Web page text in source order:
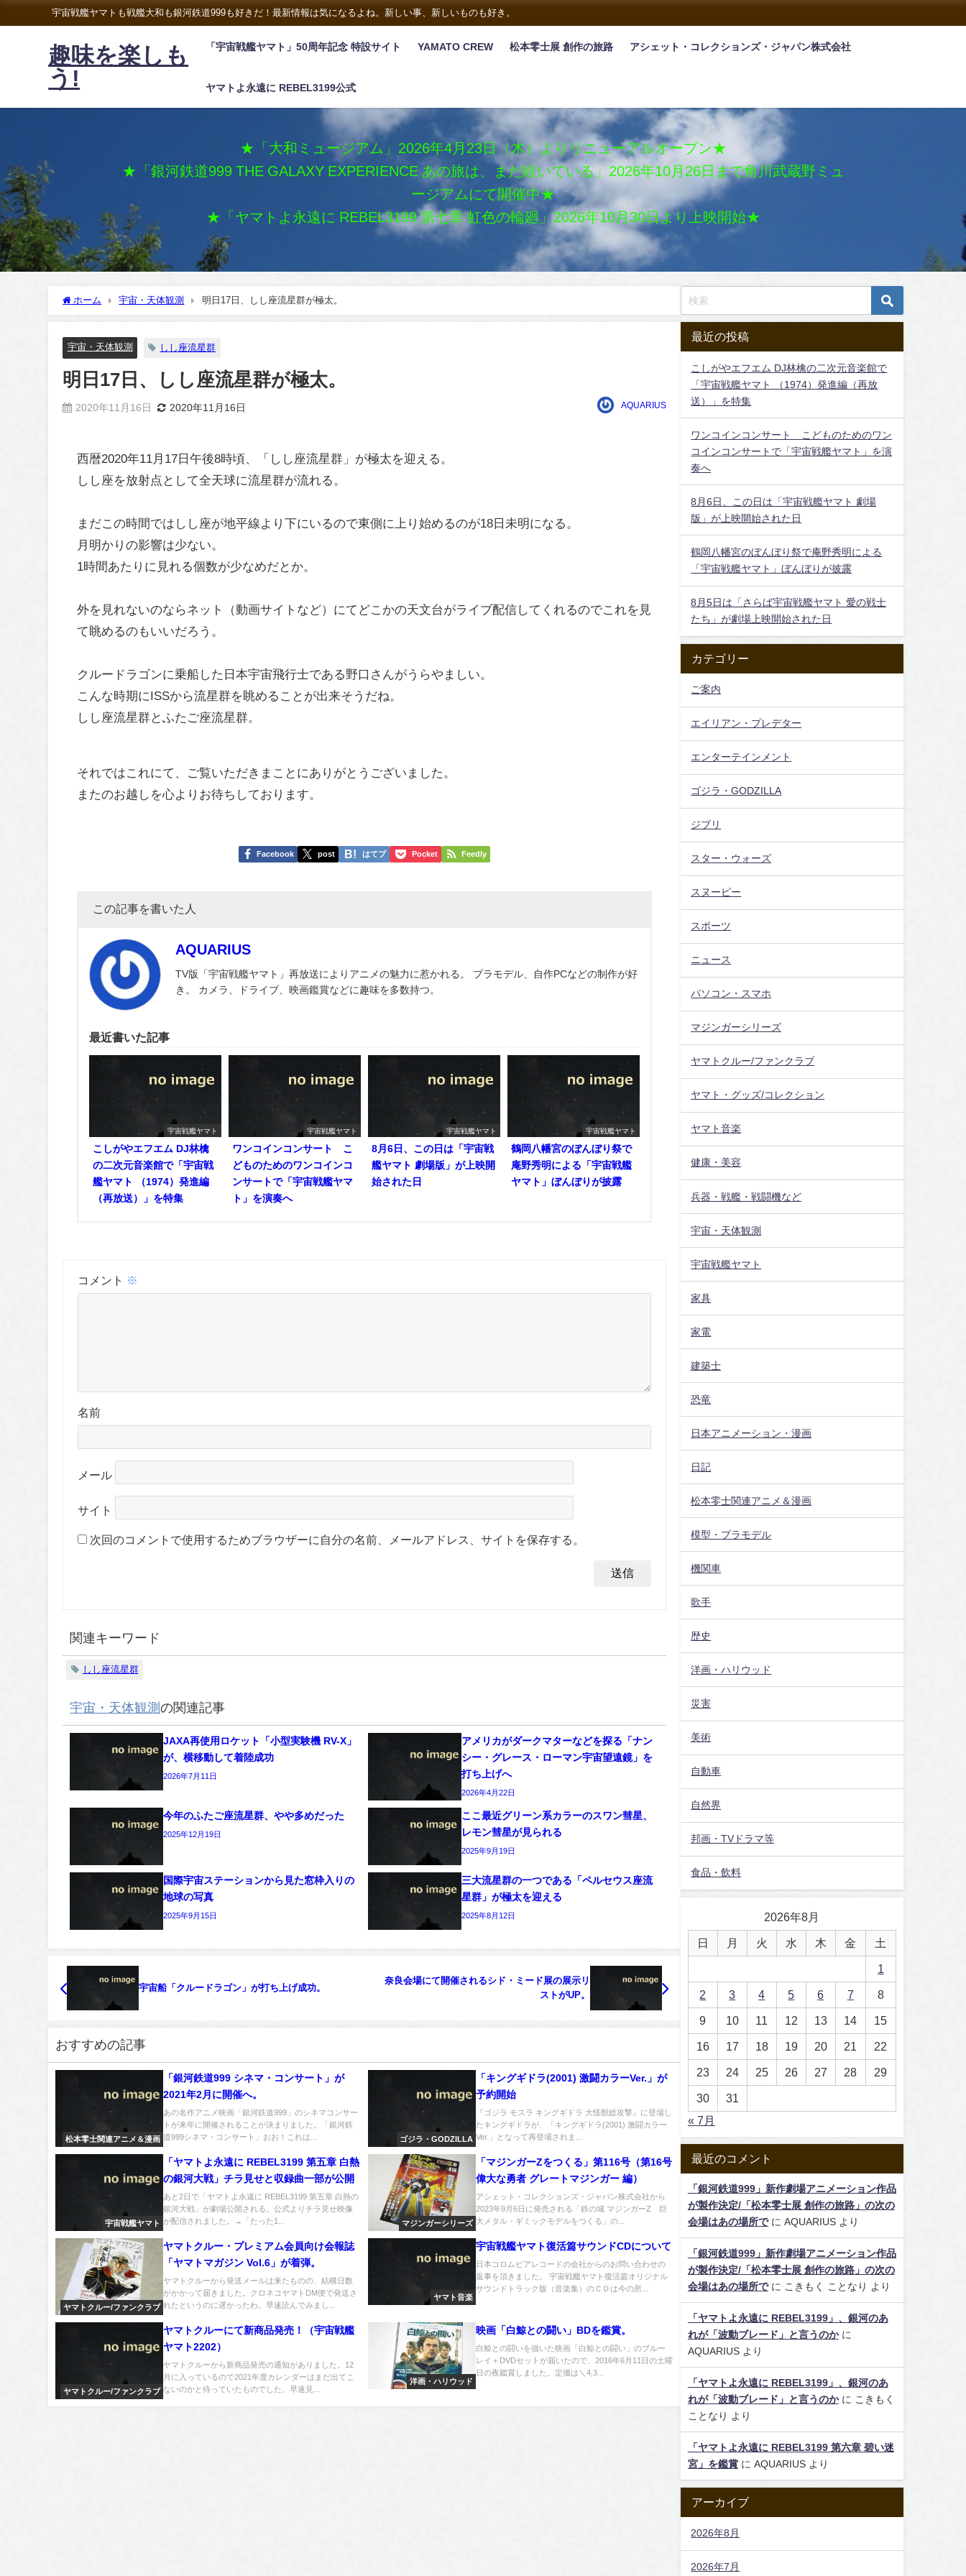
宇宙戦艦ヤマトも戦艦大和も銀河鉄道999も好きだ！最新情報は気になるよね。新しい事、新しいものも好き。
趣味を楽しも
う!
「宇宙戦艦ヤマト」50周年記念 特設サイト YAMATO CREW 松本零士展 創作の旅路 アシェット・コレクションズ・ジャパン株式会社
ヤマトよ永遠に REBEL3199公式
★「大和ミュージアム」2026年4月23日（木）よりリニューアルオープン★
★「銀河鉄道999 THE GALAXY EXPERIENCE あの旅は、まだ続いている」2026年10月26日まで角川武蔵野ミュ
ージアムにて開催中★
★「ヤマトよ永遠に REBEL3199 第七章 虹色の輪廻」2026年10月30日より上映開始★
ホーム 宇宙・天体観測 明日17日、しし座流星群が極太。
宇宙・天体観測 しし座流星群
明日17日、しし座流星群が極太。
2020年11月16日 2020年11月16日 AQUARIUS
西暦2020年11月17日午後8時頃、「しし座流星群」が極太を迎える。
しし座を放射点として全天球に流星群が流れる。
まだこの時間ではしし座が地平線より下にいるので東側に上り始めるのが18日未明になる。
月明かりの影響は少ない。
1時間あたりに見れる個数が少なめだとか。
外を見れないのならネット（動画サイトなど）にてどこかの天文台がライブ配信してくれるのでこれを見
て眺めるのもいいだろう。
クルードラゴンに乗船した日本宇宙飛行士である野口さんがうらやましい。
こんな時期にISSから流星群を眺めることが出来そうだね。
しし座流星群とふたご座流星群。
それではこれにて、ご覧いただきまことにありがとうございました。
またのお越しを心よりお待ちしております。
Facebook post はてブ Pocket Feedly
この記事を書いた人
AQUARIUS
TV版「宇宙戦艦ヤマト」再放送によりアニメの魅力に惹かれる。 プラモデル、自作PCなどの制作が好
き。 カメラ、ドライブ、映画鑑賞などに趣味を多数持つ。
最近書いた記事
宇宙戦艦ヤマト
こしがやエフエム DJ林檎
の二次元音楽館で「宇宙戦
艦ヤマト （1974）発進編
（再放送）」を特集
宇宙戦艦ヤマト
ワンコインコンサート こ
どものためのワンコインコ
ンサートで「宇宙戦艦ヤマ
ト」を演奏へ
宇宙戦艦ヤマト
8月6日、この日は「宇宙戦
艦ヤマト 劇場版」が上映開
始された日
宇宙戦艦ヤマト
鶴岡八幡宮のぼんぼり祭で
庵野秀明による「宇宙戦艦
ヤマト」ぼんぼりが披露
コメント ※
名前
メール
サイト
次回のコメントで使用するためブラウザーに自分の名前、メールアドレス、サイトを保存する。
関連キーワード
しし座流星群
宇宙・天体観測の関連記事
JAXA再使用ロケット「小型実験機 RV-X」
が、横移動して着陸成功
2026年7月11日
アメリカがダークマターなどを探る「ナン
シー・グレース・ローマン宇宙望遠鏡」を
打ち上げへ
2026年4月22日
今年のふたご座流星群、やや多めだった
2025年12月19日
ここ最近グリーン系カラーのスワン彗星、
レモン彗星が見られる
2025年9月19日
国際宇宙ステーションから見た窓枠入りの
地球の写真
2025年9月15日
三大流星群の一つである「ペルセウス座流
星群」が極太を迎える
2025年8月12日
宇宙船「クルードラゴン」が打ち上げ成功。
奈良会場にて開催されるシド・ミード展の展示リ
ストがUP。
おすすめの記事
松本零士関連アニメ＆漫画
「銀河鉄道999 シネマ・コンサート」が
2021年2月に開催へ。
あの名作アニメ映画「銀河鉄道999」のシネマコンサー
トが来年に開催されることが決まりました。「銀河鉄
道999シネマ・コンサート」おお！これは...
ゴジラ・GODZILLA
「キングギドラ(2001) 激闘カラーVer.」が
予約開始
『ゴジラ モスラ キングギドラ 大怪獣総攻撃』に登場し
たキングギドラが、「キングギドラ(2001) 激闘カラー
Ver.」となって再登場されま...
宇宙戦艦ヤマト
「ヤマトよ永遠に REBEL3199 第五章 白熱
の銀河大戦」チラ見せと収録曲一部が公開
あと2日で「ヤマトよ永遠に REBEL3199 第五章 白熱の
銀河大戦」が劇場公開される。公式よりチラ見せ映像
が配信されました。→「たった1...
マジンガーシリーズ
「マジンガーZをつくる」第116号（第16号
偉大な勇者 グレートマジンガー 編）
アシェット・コレクションズ・ジャパン株式会社から
2023年9月6日に発売される「鉄の城 マジンガーZ 巨
大メタル・ギミックモデルをつくる」の...
ヤマトクルー/ファンクラブ
ヤマトクルー・プレミアム会員向け会報誌
「ヤマトマガジン Vol.6」が着弾。
ヤマトクルーから発送メールは来たものの、結構日数
がかかって届きました。クロネコヤマトDM便で発送さ
れたというのに遅かったわ。早速読んでみまし...
ヤマト音楽
宇宙戦艦ヤマト復活篇サウンドCDについて
日本コロムビアレコードの会社からのお問い合わせの
返事を頂きました。 宇宙戦艦ヤマト復活篇オリジナル
サウンドトラック版（音楽集）のＣＤは今の所...
ヤマトクルー/ファンクラブ
ヤマトクルーにて新商品発売！（宇宙戦艦
ヤマト2202）
ヤマトクルーから新商品発売の通知がありました。12
月に入っているので2021年度カレンダーはまだ出てこ
ないのかと待っていたものでした。早速見...
洋画・ハリウッド
映画「白鯨との闘い」BDを鑑賞。
白鯨との闘いを描いた映画「白鯨との闘い」のブルー
レイ＋DVDセットが届いたので、2016年6月11日の土曜
日の夜鑑賞しました。定価は＼4,3...
最近の投稿
こしがやエフエム DJ林檎の二次元音楽館で
「宇宙戦艦ヤマト （1974）発進編（再放
送）」を特集
ワンコインコンサート こどものためのワン
コインコンサートで「宇宙戦艦ヤマト」を演
奏へ
8月6日、この日は「宇宙戦艦ヤマト 劇場
版」が上映開始された日
鶴岡八幡宮のぼんぼり祭で庵野秀明による
「宇宙戦艦ヤマト」ぼんぼりが披露
8月5日は「さらば宇宙戦艦ヤマト 愛の戦士
たち」が劇場上映開始された日
カテゴリー
ご案内
エイリアン・プレデター
エンターテインメント
ゴジラ・GODZILLA
ジブリ
スター・ウォーズ
スヌーピー
スポーツ
ニュース
パソコン・スマホ
マジンガーシリーズ
ヤマトクルー/ファンクラブ
ヤマト・グッズ/コレクション
ヤマト音楽
健康・美容
兵器・戦艦・戦闘機など
宇宙・天体観測
宇宙戦艦ヤマト
家具
家電
建築士
恐竜
日本アニメーション・漫画
日記
松本零士関連アニメ＆漫画
模型・プラモデル
機関車
歌手
歴史
洋画・ハリウッド
災害
美術
自動車
自然界
邦画・TVドラマ等
食品・飲料
2026年8月
日 月 火 水 木 金 土
1
2 3 4 5 6 7 8
9 10 11 12 13 14 15
16 17 18 19 20 21 22
23 24 25 26 27 28 29
30
31
« 7月
最近のコメント
「銀河鉄道999」新作劇場アニメーション作品
が製作決定/「松本零士展 創作の旅路」の次の
会場はあの場所でに AQUARIUSより
「銀河鉄道999」新作劇場アニメーション作品
が製作決定/「松本零士展 創作の旅路」の次の
会場はあの場所でに こきもく ことなり より
「ヤマトよ永遠に REBEL3199」、銀河のあ
れが「波動ブレード」と言うのかに
AQUARIUSより
「ヤマトよ永遠に REBEL3199」、銀河のあ
れが「波動ブレード」と言うのかに
こきもく
ことなり
より
「ヤマトよ永遠に REBEL3199 第六章 碧い迷
宮」を鑑賞に AQUARIUSより
アーカイブ
2026年8月
2026年7月